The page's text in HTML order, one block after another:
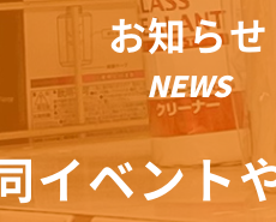
お知らせ
NEWS
イベント